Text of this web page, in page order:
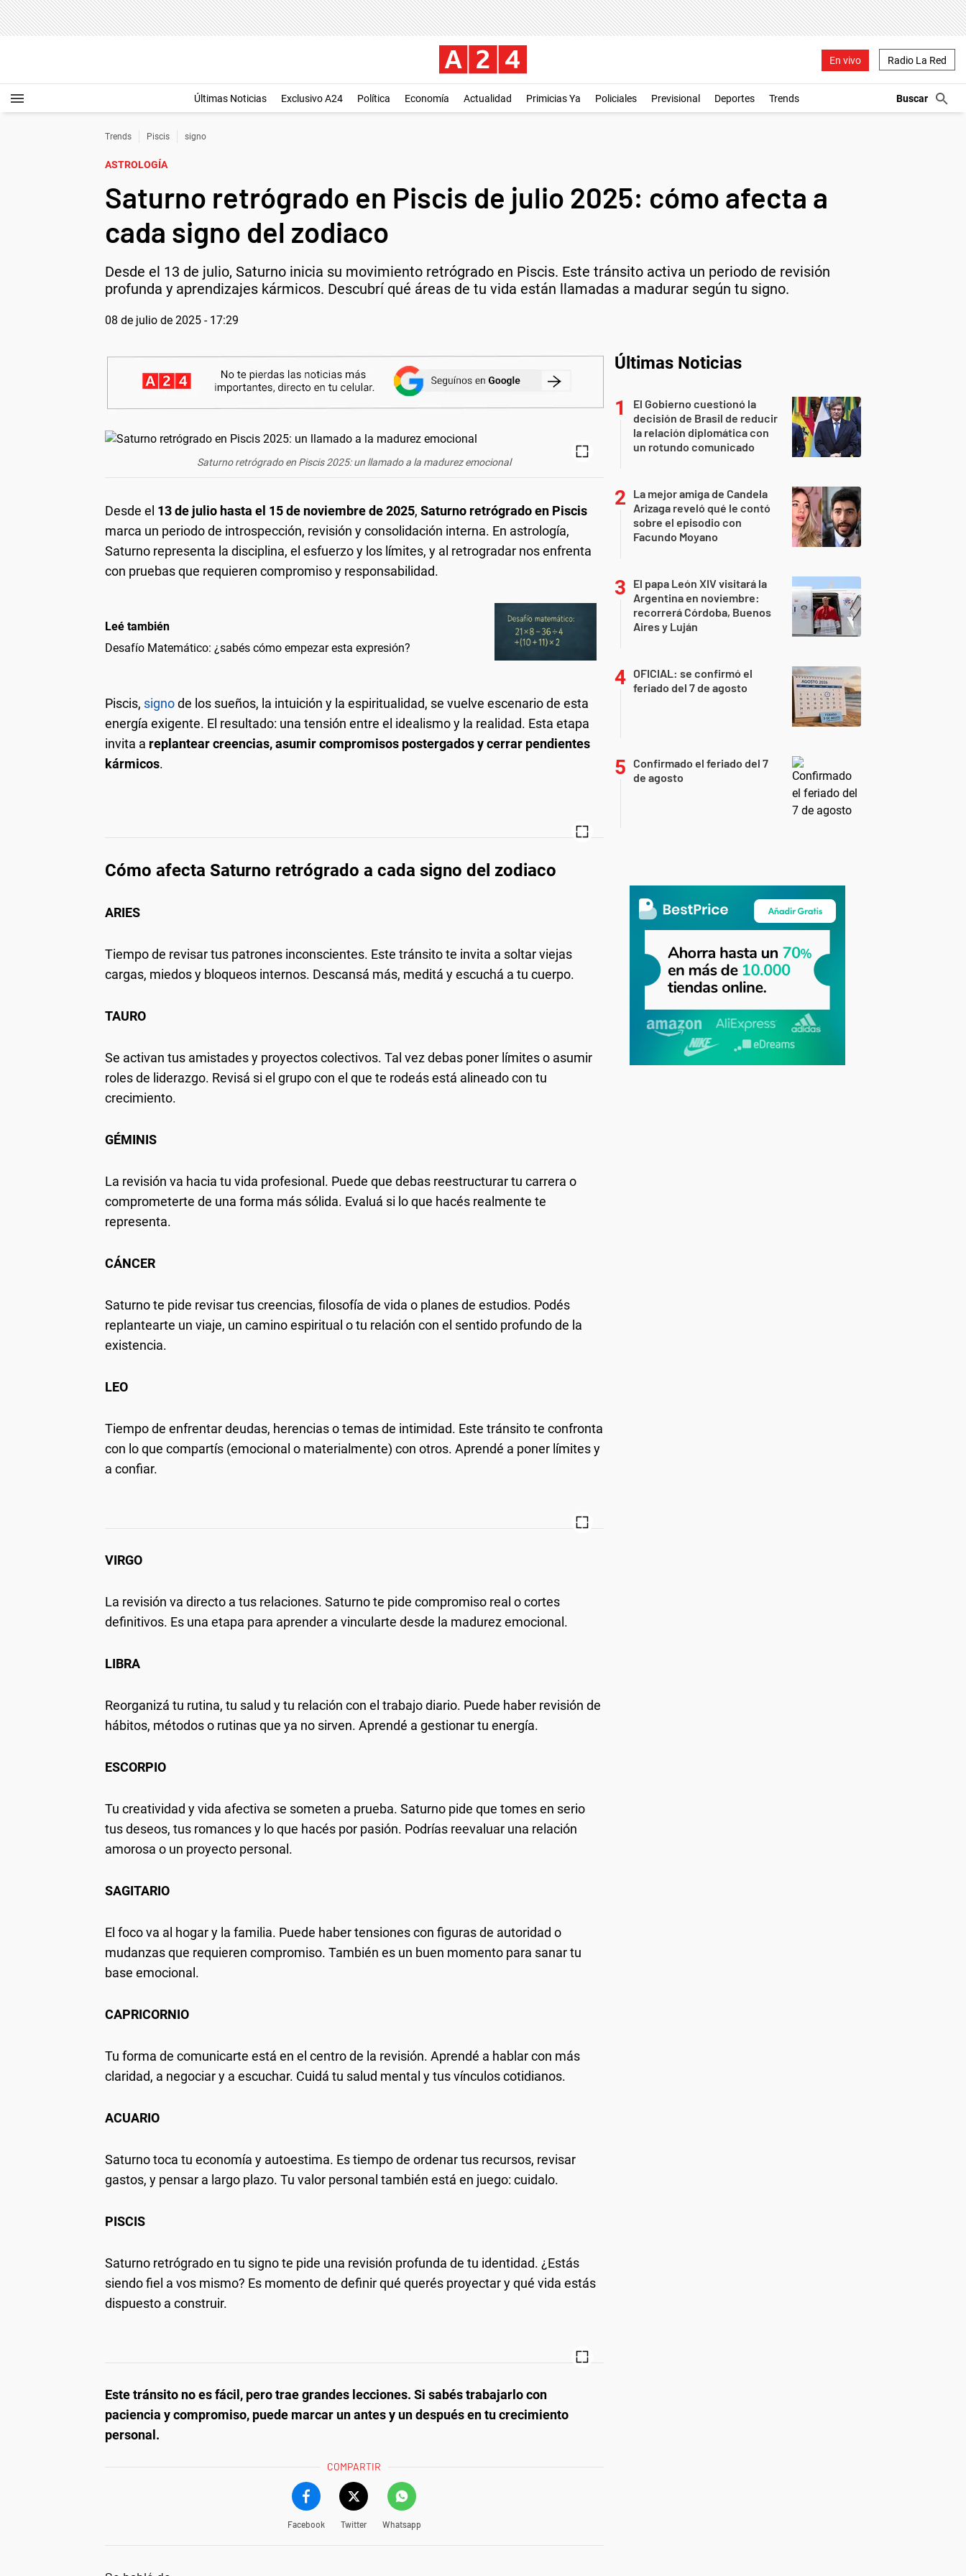
En vivo Radio La Red
Últimas Noticias Exclusivo A24 Política Economía Actualidad Primicias Ya Policiales Previsional Deportes Trends
Trends Piscis signo
ASTROLOGÍA
Saturno retrógrado en Piscis de julio 2025: cómo afecta a
cada signo del zodiaco
Desde el 13 de julio, Saturno inicia su movimiento retrógrado en Piscis. Este tránsito activa un periodo de revisión
profunda y aprendizajes kármicos. Descubrí qué áreas de tu vida están llamadas a madurar según tu signo.
08 de julio de 2025 - 17:29
Saturno retrógrado en Piscis 2025: un llamado a la madurez emocional
Desde el 13 de julio hasta el 15 de noviembre de 2025, Saturno retrógrado en Piscis
marca un periodo de introspección, revisión y consolidación interna. En astrología,
Saturno representa la disciplina, el esfuerzo y los límites, y al retrogradar nos enfrenta
con pruebas que requieren compromiso y responsabilidad.
Leé también
Desafío Matemático: ¿sabés cómo empezar esta expresión?
Piscis, signode los sueños, la intuición y la espiritualidad, se vuelve escenario de esta
energía exigente. El resultado: una tensión entre el idealismo y la realidad. Esta etapa
invita a replantear creencias, asumir compromisos postergados y cerrar pendientes
kármicos.
Cómo afecta Saturno retrógrado a cada signo del zodiaco
ARIES
Tiempo de revisar tus patrones inconscientes. Este tránsito te invita a soltar viejas
cargas, miedos y bloqueos internos. Descansá más, meditá y escuchá a tu cuerpo.
TAURO
Se activan tus amistades y proyectos colectivos. Tal vez debas poner límites o asumir
roles de liderazgo. Revisá si el grupo con el que te rodeás está alineado con tu
crecimiento.
GÉMINIS
La revisión va hacia tu vida profesional. Puede que debas reestructurar tu carrera o
comprometerte de una forma más sólida. Evaluá si lo que hacés realmente te
representa.
CÁNCER
Saturno te pide revisar tus creencias, filosofía de vida o planes de estudios. Podés
replantearte un viaje, un camino espiritual o tu relación con el sentido profundo de la
existencia.
LEO
Tiempo de enfrentar deudas, herencias o temas de intimidad. Este tránsito te confronta
con lo que compartís (emocional o materialmente) con otros. Aprendé a poner límites y
a confiar.
VIRGO
La revisión va directo a tus relaciones. Saturno te pide compromiso real o cortes
definitivos. Es una etapa para aprender a vincularte desde la madurez emocional.
LIBRA
Reorganizá tu rutina, tu salud y tu relación con el trabajo diario. Puede haber revisión de
hábitos, métodos o rutinas que ya no sirven. Aprendé a gestionar tu energía.
ESCORPIO
Tu creatividad y vida afectiva se someten a prueba. Saturno pide que tomes en serio
tus deseos, tus romances y lo que hacés por pasión. Podrías reevaluar una relación
amorosa o un proyecto personal.
SAGITARIO
El foco va al hogar y la familia. Puede haber tensiones con figuras de autoridad o
mudanzas que requieren compromiso. También es un buen momento para sanar tu
base emocional.
CAPRICORNIO
Tu forma de comunicarte está en el centro de la revisión. Aprendé a hablar con más
claridad, a negociar y a escuchar. Cuidá tu salud mental y tus vínculos cotidianos.
ACUARIO
Saturno toca tu economía y autoestima. Es tiempo de ordenar tus recursos, revisar
gastos, y pensar a largo plazo. Tu valor personal también está en juego: cuidalo.
PISCIS
Saturno retrógrado en tu signo te pide una revisión profunda de tu identidad. ¿Estás
siendo fiel a vos mismo? Es momento de definir qué querés proyectar y qué vida estás
dispuesto a construir.
Este tránsito no es fácil, pero trae grandes lecciones. Si sabés trabajarlo con
paciencia y compromiso, puede marcar un antes y un después en tu crecimiento
personal.
COMPARTIR
Facebook Twitter Whatsapp
Últimas Noticias
El Gobierno cuestionó la
decisión de Brasil de reducir
la relación diplomática con
un rotundo comunicado
La mejor amiga de Candela
Arizaga reveló qué le contó
sobre el episodio con
Facundo Moyano
El papa León XIV visitará la
Argentina en noviembre:
recorrerá Córdoba, Buenos
Aires y Luján
OFICIAL: se confirmó el
feriado del 7 de agosto
Confirmado el feriado del 7
de agosto